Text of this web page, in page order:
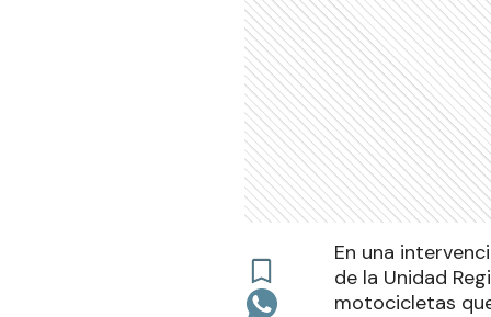
En una
de la Unidad
motocicletas